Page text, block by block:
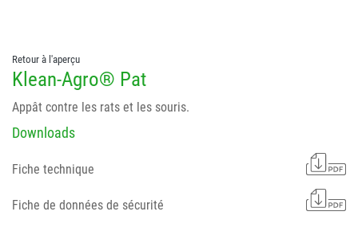
Retour à l'aperçu
Klean-Agro® Pat
Appât contre les rats et les souris.
Downloads
Fiche technique
Fiche de données de sécurité